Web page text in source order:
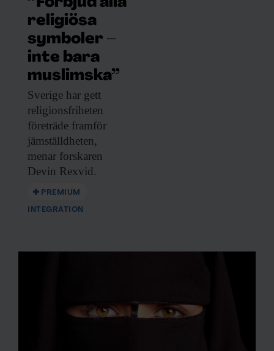
religiösa
symboler –
inte bara
muslimska”
Sverige har gett
religionsfriheten
företräde framför
jämställdheten,
menar forskaren
Devin Rexvid.
PREMIUM
INTEGRATION